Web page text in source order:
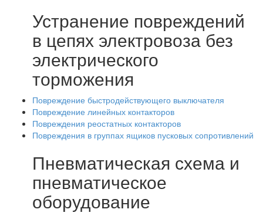
Устранение повреждений
в цепях электровоза без
электрического
торможения
Повреждение быстродействующего выключателя
Повреждение линейных контакторов
Повреждения реостатных контакторов
Повреждения в группах ящиков пусковых сопротивлений
Пневматическая схема и
пневматическое
оборудование